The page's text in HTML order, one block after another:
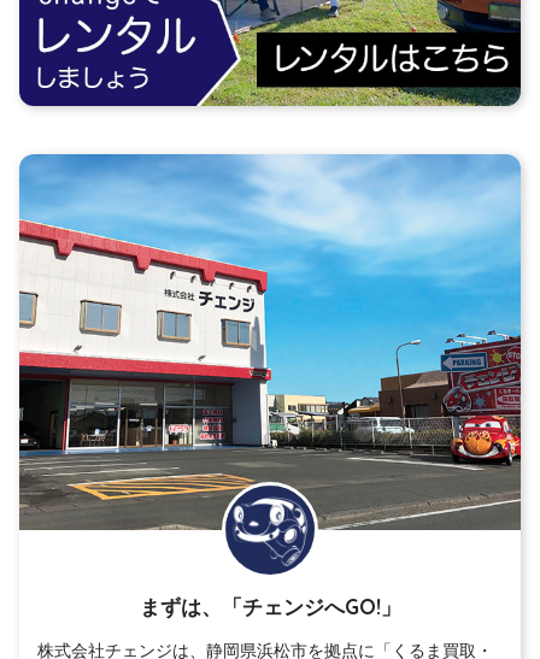
まずは、「チェンジへGO!」
株式会社チェンジは、静岡県浜松市を拠点に「くるま買取・